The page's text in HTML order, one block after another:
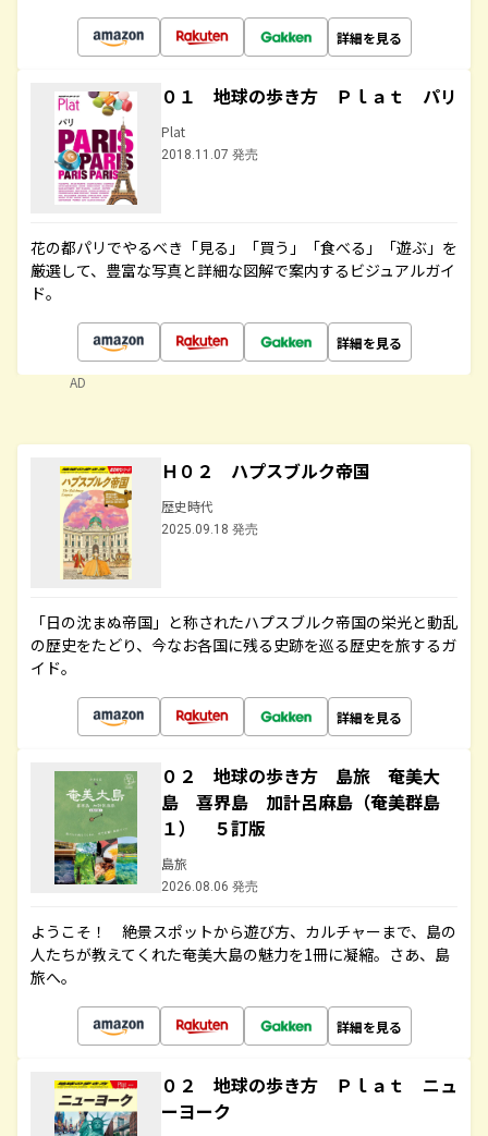
詳細を見る
０１ 地球の歩き方 Ｐｌａｔ パリ
Plat
2018.11.07 発売
花の都パリでやるべき「見る」「買う」「食べる」「遊ぶ」を
厳選して、豊富な写真と詳細な図解で案内するビジュアルガイ
ド。
詳細を見る
AD
Ｈ０２ ハプスブルク帝国
歴史時代
2025.09.18 発売
「日の沈まぬ帝国」と称されたハプスブルク帝国の栄光と動乱
の歴史をたどり、今なお各国に残る史跡を巡る歴史を旅するガ
イド。
詳細を見る
０２ 地球の歩き方 島旅 奄美大
島 喜界島 加計呂麻島（奄美群島
１） ５訂版
島旅
2026.08.06 発売
ようこそ！ 絶景スポットから遊び方、カルチャーまで、島の
人たちが教えてくれた奄美大島の魅力を1冊に凝縮。さあ、島
旅へ。
詳細を見る
０２ 地球の歩き方 Ｐｌａｔ ニュ
ーヨーク